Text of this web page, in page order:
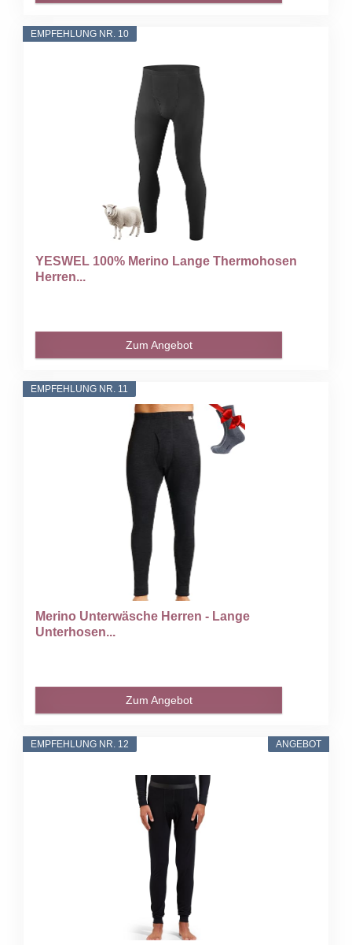
EMPFEHLUNG NR. 10
YESWEL 100% Merino Lange Thermohosen
Herren...
Zum Angebot
EMPFEHLUNG NR. 11
Merino Unterwäsche Herren - Lange
Unterhosen...
Zum Angebot
ANGEBOT
EMPFEHLUNG NR. 12